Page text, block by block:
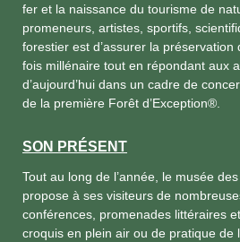
fer et la naissance du tourisme de
promeneurs, artistes, sportifs,
forestier est d’assurer la préservation
fois millénaire tout en répondant aux
d’aujourd’hui dans un cadre de
de la première Forêt d’Exception®.
SON PRÉSENT
Tout au long de l’année, le musée
propose à ses visiteurs de
conférences, promenades littéraires
croquis en plein air ou de pratique de